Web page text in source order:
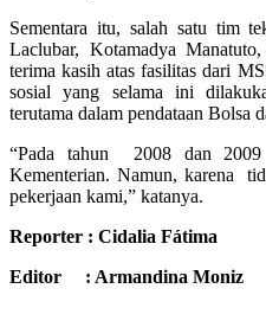
Sementara itu, salah satu tim
Laclubar, Kotamadya
terima kasih atas fasilitas dari
sosial yang selama ini
terutama dalam pendataan Bolsa
“Pada tahun 2008 dan 2009
Kementerian. Namun, karena
pekerjaan kami,” katanya.
Reporter : Cidalia Fátima
Editor : Armandina Moniz